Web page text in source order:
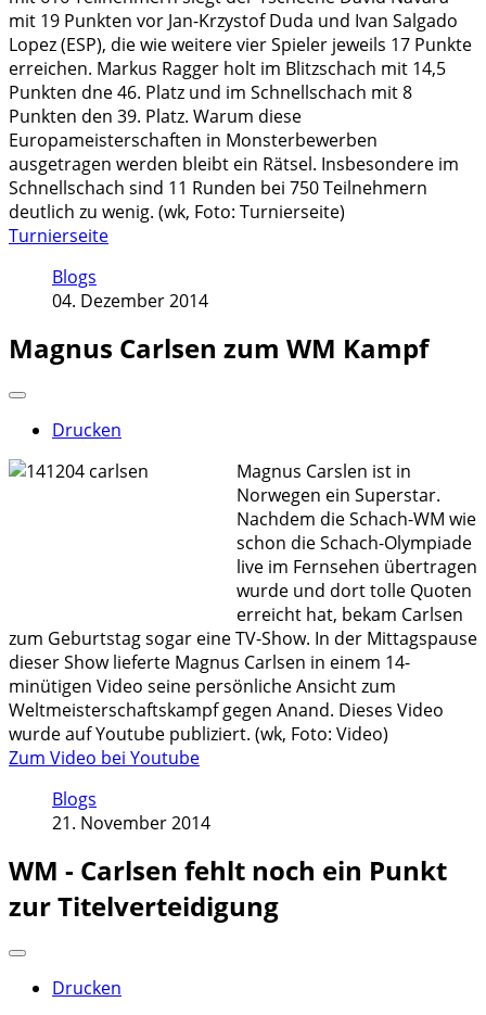
mit 19 Punkten vor Jan-Krzystof Duda und Ivan Salgado
Lopez (ESP), die wie weitere vier Spieler jeweils 17 Punkte
erreichen. Markus Ragger holt im Blitzschach mit 14,5
Punkten dne 46. Platz und im Schnellschach mit 8
Punkten den 39. Platz. Warum diese
Europameisterschaften in Monsterbewerben
ausgetragen werden bleibt ein Rätsel. Insbesondere im
Schnellschach sind 11 Runden bei 750 Teilnehmern
deutlich zu wenig. (wk, Foto: Turnierseite)
Turnierseite
Blogs
04. Dezember 2014
Magnus Carlsen zum WM Kampf
Drucken
Magnus Carslen ist in
Norwegen ein Superstar.
Nachdem die Schach-WM wie
schon die Schach-Olympiade
live im Fernsehen übertragen
wurde und dort tolle Quoten
erreicht hat, bekam Carlsen
zum Geburtstag sogar eine TV-Show. In der Mittagspause
dieser Show lieferte Magnus Carlsen in einem 14-
minütigen Video seine persönliche Ansicht zum
Weltmeisterschaftskampf gegen Anand. Dieses Video
wurde auf Youtube publiziert. (wk, Foto: Video)
Zum Video bei Youtube
Blogs
21. November 2014
WM - Carlsen fehlt noch ein Punkt
zur Titelverteidigung
Drucken